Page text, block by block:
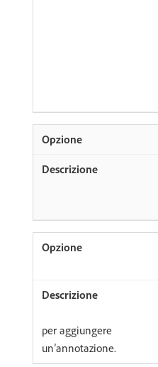
per aggiungere
un’annotazione.